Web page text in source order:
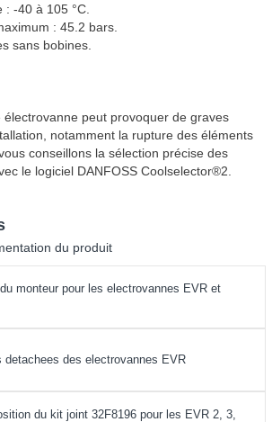
-40 à 105 °C.
: 45.2 bars.
sans bobines.
électrovanne peut provoquer de graves
notamment la rupture des éléments
conseillons la sélection précise des
le logiciel DANFOSS Coolselector®2.
du produit
monteur pour les electrovannes EVR et
detachees des electrovannes EVR
du kit joint 32F8196 pour les EVR 2, 3,